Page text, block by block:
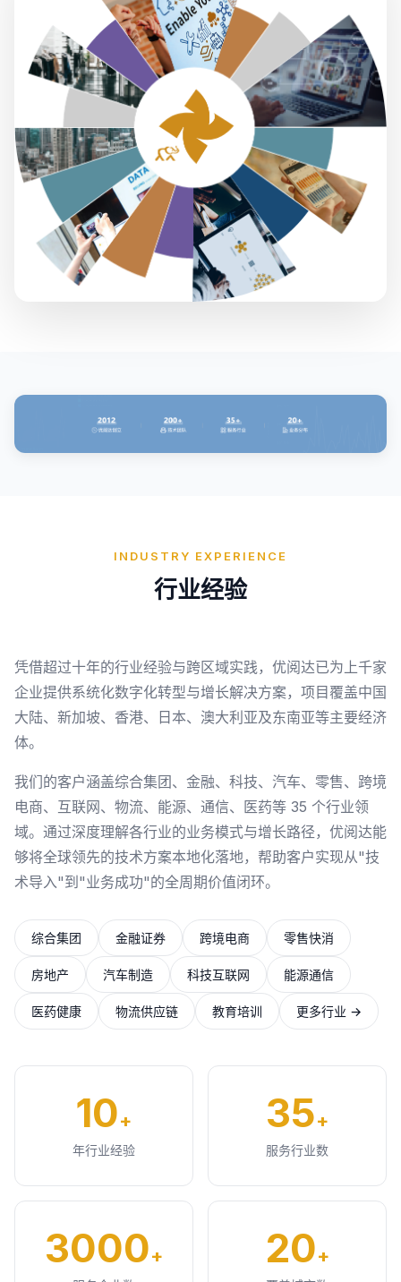
INDUSTRY EXPERIENCE
行业经验
凭借超过十年的行业经验与跨区域实践，优阅达已为上千家
企业提供系统化数字化转型与增长解决方案，项目覆盖中国
大陆、新加坡、香港、日本、澳大利亚及东南亚等主要经济
体。
我们的客户涵盖综合集团、金融、科技、汽车、零售、跨境
电商、互联网、物流、能源、通信、医药等 35 个行业领
域。通过深度理解各行业的业务模式与增长路径，优阅达能
够将全球领先的技术方案本地化落地，帮助客户实现从"技
术导入"到"业务成功"的全周期价值闭环。
综合集团 金融证券 跨境电商 零售快消
房地产 汽车制造 科技互联网 能源通信
医药健康 物流供应链 教育培训 更多行业 →
10+
年行业经验
35+
服务行业数
3000+ 20+